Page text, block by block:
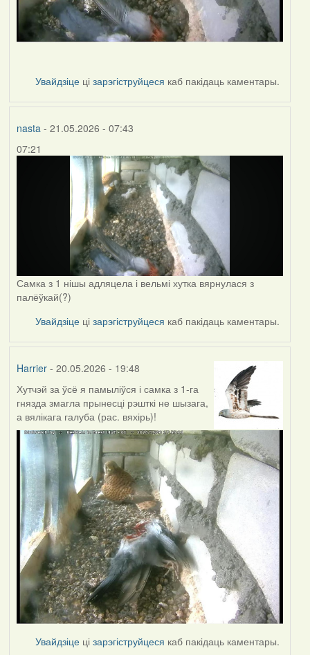
Увайдзіце цізарэгіструйцеся каб пакідаць каментары.
nasta- 21.05.2026 - 07:43
07:21
Самка з 1 нішы адляцела і вельмі хутка вярнулася з
палёўкай(?)
Увайдзіце цізарэгіструйцеся каб пакідаць каментары.
Harrier- 20.05.2026 - 19:48
Хутчэй за ўсё я памыліўся і самка з 1-га
гнязда змагла прынесці рэшткі не шызага,
а вялікага галуба (рас. вяхірь)!
Увайдзіце цізарэгіструйцеся каб пакідаць каментары.